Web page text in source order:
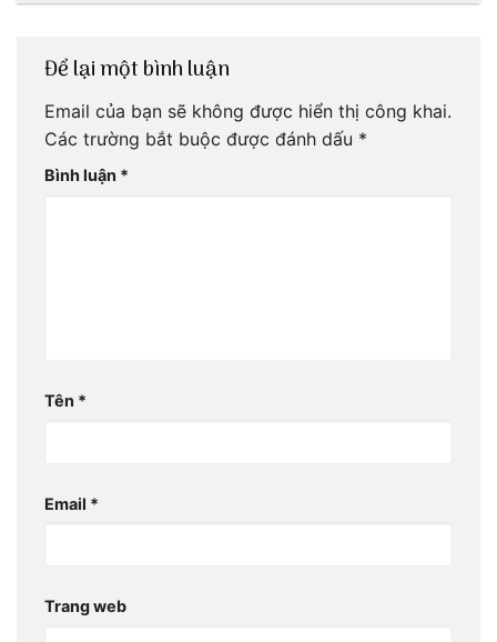
Để lại một bình luận
Email của bạn sẽ không được hiển thị công khai.
Các trường bắt buộc được đánh dấu *
Bình luận *
Tên *
Email *
Trang web